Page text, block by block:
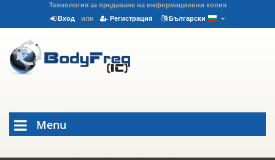
Технология за предаване на информационни копия
Вход
или Регистрация Български
Menu